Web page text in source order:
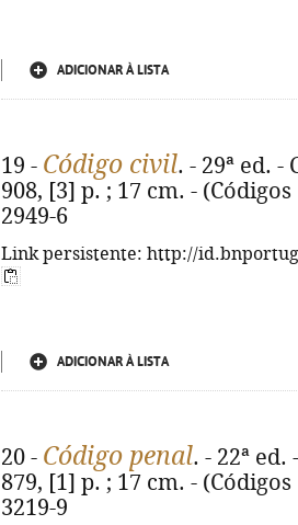
ADICIONAR À LISTA
19 - Código civil. - 29ª ed.
908, [3] p. ; 17 cm. -
2949-6
Link persistente: http://
ADICIONAR À LISTA
20 - Código penal. - 22ª
879, [1] p. ; 17 cm. -
3219-9